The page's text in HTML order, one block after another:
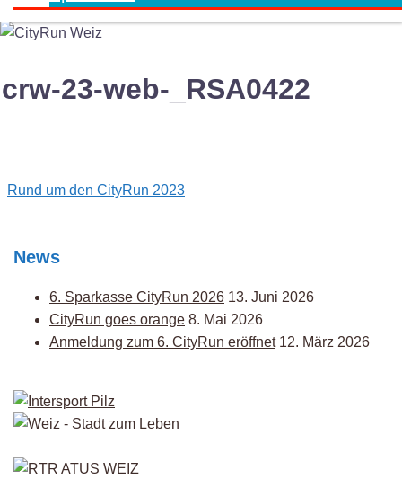
crw-23-web-_RSA0422
Post
Rund um den CityRun 2023
News
6. Sparkasse CityRun 2026 13. Juni 2026
CityRun goes orange 8. Mai 2026
Anmeldung zum 6. CityRun eröffnet 12. März 2026